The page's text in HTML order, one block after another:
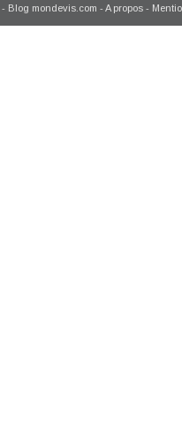
- Blog mondevis.com - A propos -